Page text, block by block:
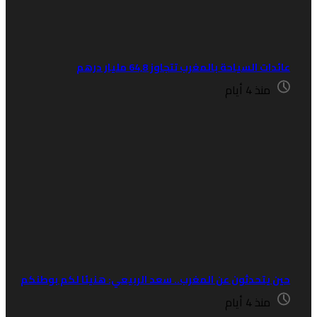
السياحة بالمغرب تتجاوز 64,8 مليار درهم
منذ 4 أيام
يتحدثون عن المغرب.. سعد الربيعي: هنيئا لكم بوطنكم
منذ 4 أيام